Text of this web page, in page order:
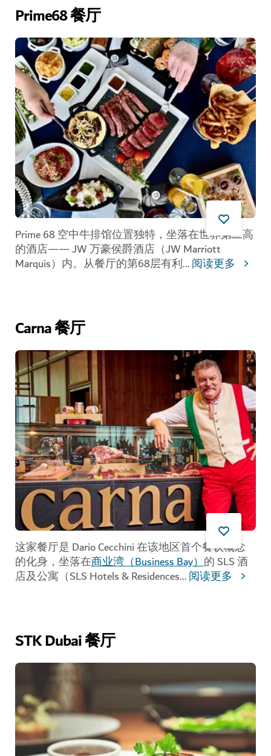
Prime68 餐厅
Prime 68空中牛排馆位置独特，坐落在世界第二高
的酒店—— JW 万豪侯爵酒店（JW Marriott
Marquis）内。从餐厅的第68层有利...阅读更多
Carna 餐厅
这家餐厅是 Dario Cecchini 在该地区首个餐饮概念
的化身，坐落在商业湾（Business Bay）的 SLS 酒
店及公寓（SLS Hotels & Residences...阅读更多
STK Dubai 餐厅